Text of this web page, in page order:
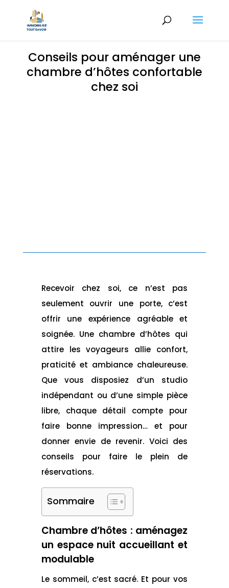
Conseils pour aménager une
chambre d’hôtes confortable
chez soi
Recevoir chez soi, ce n’est pas
seulement ouvrir une porte, c’est
offrir une expérience agréable et
soignée. Une chambre d’hôtes qui
attire les voyageurs allie confort,
praticité et ambiance chaleureuse.
Que vous disposiez d’un studio
indépendant ou d’une simple pièce
libre, chaque détail compte pour
faire bonne impression… et pour
donner envie de revenir. Voici des
conseils pour faire le plein de
réservations.
Sommaire
Chambre d’hôtes : aménagez
un espace nuit accueillant et
modulable
Le sommeil, c’est sacré. Et pour vos